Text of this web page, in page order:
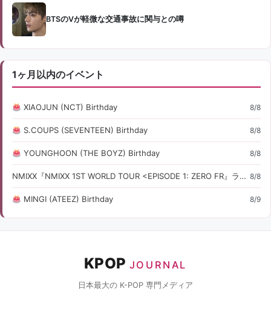
BTSのVが軽微な交通事故に関与との噂
1ヶ月以内のイベント
XIAOJUN (NCT) Birthday 8/8
S.COUPS (SEVENTEEN) Birthday 8/8
YOUNGHOON (THE BOYZ) Birthday 8/8
NMIXX『NMIXX 1ST WORLD TOUR <EPISODE 1: ZERO FR』ライブ・コンサート情報 8/8
MINGI (ATEEZ) Birthday 8/9
KPOP JOURNAL
日本最大の K-POP 専門メディア